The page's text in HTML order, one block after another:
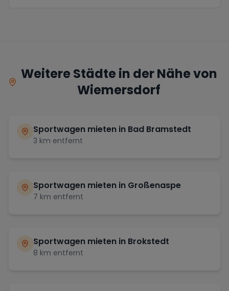
Weitere Städte in der Nähe von
Wiemersdorf
Sportwagen mieten in Bad Bramstedt
3 km entfernt
Sportwagen mieten in Großenaspe
7 km entfernt
Sportwagen mieten in Brokstedt
8 km entfernt